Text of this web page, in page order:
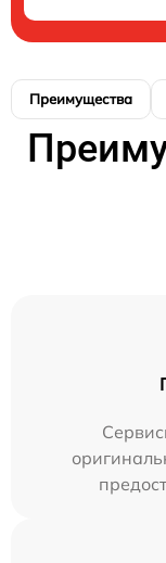
Преимущества